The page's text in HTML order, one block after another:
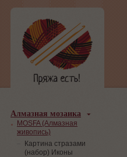
Алмазная мозаика
MOSFA (Алмазная
живопись)
Картина стразами
(набор) Иконы